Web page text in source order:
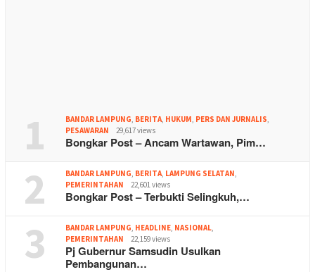
1 BANDAR LAMPUNG BERITA HUKUM PERS DAN JURNALIS
PESAWARAN
29,617 views
Bongkar Post – Ancam Wartawan, Pim…
2 BANDAR LAMPUNG BERITA LAMPUNG SELATAN
PEMERINTAHAN
22,601 views
Bongkar Post – Terbukti Selingkuh,…
3 BANDAR LAMPUNG HEADLINE NASIONAL
PEMERINTAHAN
22,159 views
Pj Gubernur Samsudin Usulkan
Pembangunan…